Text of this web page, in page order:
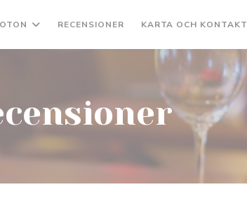
RECENSIONER KARTA OCH KONTAKT